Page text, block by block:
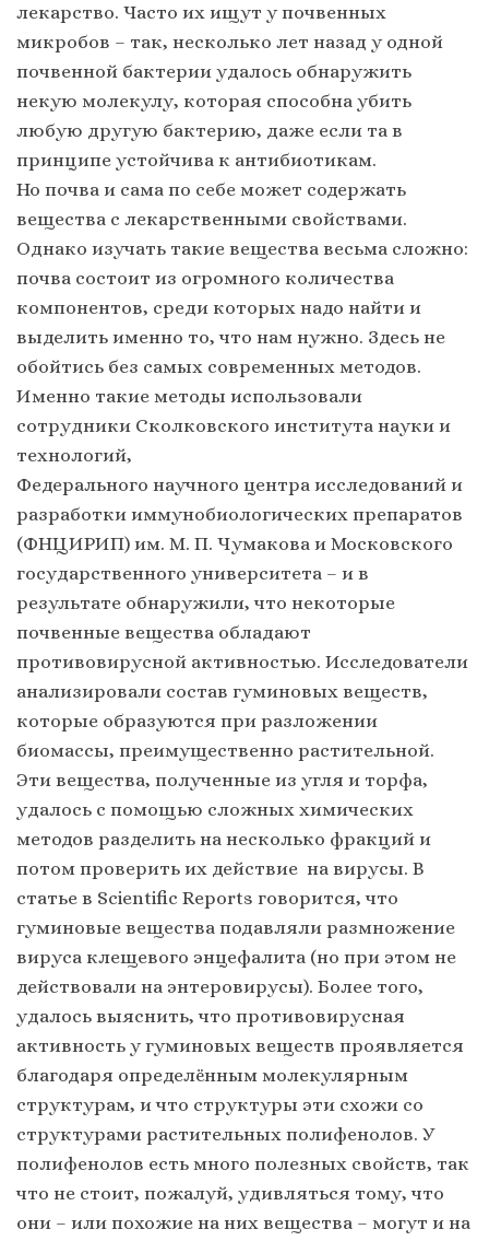
лекарство. Часто их ищут у почвенных
микробов – так, несколько лет назад у одной
почвенной бактерии удалось обнаружить
некую молекулу, которая способна убить
любую другую бактерию, даже если та в
принципе устойчива к антибиотикам.
Но почва и сама по себе может содержать
вещества с лекарственными свойствами.
Однако изучать такие вещества весьма сложно:
почва состоит из огромного количества
компонентов, среди которых надо найти и
выделить именно то, что нам нужно. Здесь не
обойтись без самых современных методов.
Именно такие методы использовали
сотрудники Сколковского института науки и
технологий,
Федерального научного центра исследований и
разработки иммунобиологических препаратов
(ФНЦИРИП) им. М. П. Чумакова и Московского
государственного университета – и в
результате обнаружили, что некоторые
почвенные вещества обладают
противовирусной активностью. Исследователи
анализировали состав гуминовых веществ,
которые образуются при разложении
биомассы, преимущественно растительной.
Эти вещества, полученные из угля и торфа,
удалось с помощью сложных химических
методов разделить на несколько фракций и
потом проверить их действие на вирусы. В
статье в Scientific Reports говорится, что
гуминовые вещества подавляли размножение
вируса клещевого энцефалита (но при этом не
действовали на энтеровирусы). Более того,
удалось выяснить, что противовирусная
активность у гуминовых веществ проявляется
благодаря определённым молекулярным
структурам, и что структуры эти схожи со
структурами растительных полифенолов. У
полифенолов есть много полезных свойств, так
что не стоит, пожалуй, удивляться тому, что
они – или похожие на них вещества – могут и на